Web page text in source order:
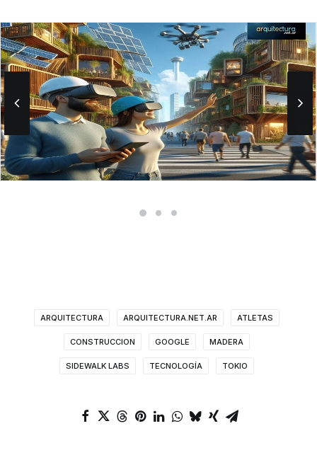
ARQUITECTURA ARQUITECTURA.NET.AR ATLETAS
CONSTRUCCION GOOGLE MADERA
SIDEWALK LABS TECNOLOGÍA TOKIO